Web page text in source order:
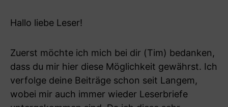
Hallo liebe Leser!
Zuerst möchte ich mich bei dir (Tim) bedanken,
dass du mir hier diese Möglichkeit gewährst. Ich
verfolge deine Beiträge schon seit Langem,
wobei mir auch immer wieder Leserbriefe